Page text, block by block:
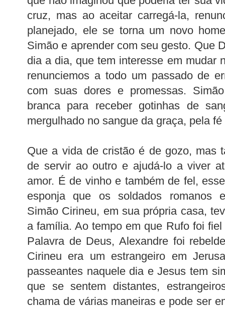
cruz, mas ao aceitar carregá-la,
planejado, ele se torna um novo
Simão e aprender com seu gesto. Que
dia a dia, que tem interesse em mudar
renunciemos a todo um passado de
com suas dores e promessas.
branca para receber gotinhas de
mergulhado no sangue da graça, pela
Que a vida de cristão é de gozo, mas
de servir ao outro e ajudá-lo a viver
amor. É de vinho e também de fel,
esponja que os soldados romanos
Simão Cirineu, em sua própria casa,
a família. Ao tempo em que Rufo foi
Palavra de Deus, Alexandre foi
Cirineu era um estrangeiro em
passeantes naquele dia e Jesus tem
que se sentem distantes,
chama de várias maneiras e pode ser